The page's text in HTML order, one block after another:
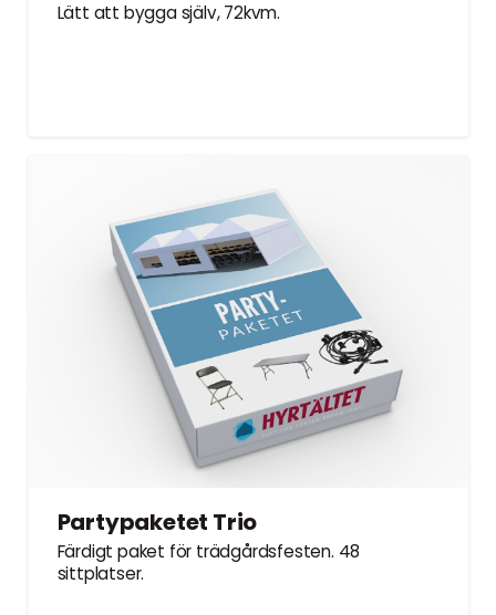
Partypaketet Trio
Färdigt paket för trädgårdsfesten. 48
sittplatser.